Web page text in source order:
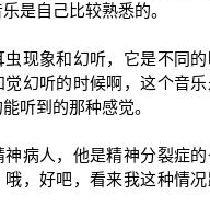
是自己比较熟悉的。
现象和幻听，它是不同
觉幻听的时候啊，这个音
听到的那种感觉。
病人，他是精神分裂症的
哦，好吧，看来我这种情